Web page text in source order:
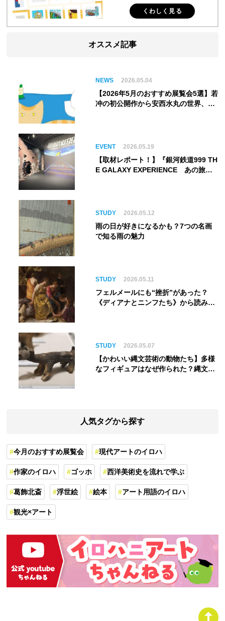
くわしく見る
オススメ記事
NEWS 2026.05.04
【2026年5月のおすすめ展覧会5選】若
冲の初公開作から安西水丸の世界、そ
EVENT 2026.05.19
【取材レポート！】『銀河鉄道999 TH
E GALAXY EXPERIENCE あの旅
ム】
STUDY 2026.05.12
雨の日が好きになるかも？7つの名画
で知る雨の魅力
STUDY 2026.05.11
フェルメールにも“挫折”があった？
《ディアナとニンフたち》から読み解
STUDY 2026.05.07
【かわいい縄文芸術の動物たち】多様
なフィギュアはなぜ作られた？縄文人
人気タグから探す
今月のおすすめ展覧会 現代アートのイロハ
作家のイロハ ゴッホ 西洋美術史を流れで学ぶ
葛飾北斎 浮世絵 絵本 アート用語のイロハ
観光×アート